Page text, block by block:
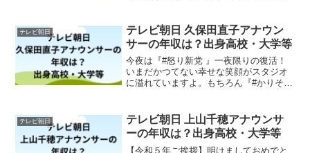
🏃🏻‍♂️💨明日はテレビの前で待機です！
🏃🏻‍...
テレビ朝日
テレビ朝日 久保田直子アナウン
サーの年収は？出身高校・大学等
今夜は『#怒り新党 』一夜限りの復活！
いまだかつてない幸せな笑顔がスタジオ
に溢れていますよ。もちろん『#かりそめ
#久保田直子 pic.twitter.com/nVf...
テレビ朝日
テレビ朝日 上山千穂アナウンサ
ーの年収は？出身高校・大学等
【令和５年ご挨拶】明けましておめでと